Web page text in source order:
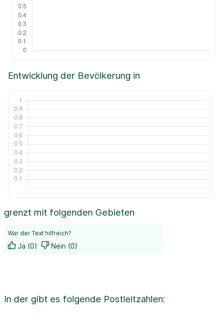
Entwicklung der Bevölkerung in
grenzt mit folgenden Gebieten
War der Text hilfreich?
Ja (0) Nein (0)
In der gibt es folgende Postleitzahlen: